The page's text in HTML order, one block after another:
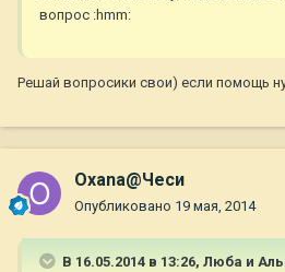
вопрос :hmm:
Решай вопросики свои) если помощь
Oxana@Чеси
Опубликовано 19 мая, 2014
В 16.05.2014 в 13:26, Люба и